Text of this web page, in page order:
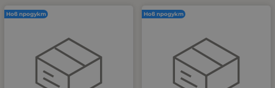
Нов продукт Нов продукт